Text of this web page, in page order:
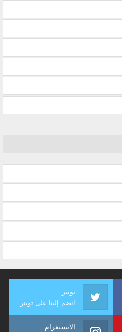
تويتر
انضم إلينا على تويتر
الانستغرام